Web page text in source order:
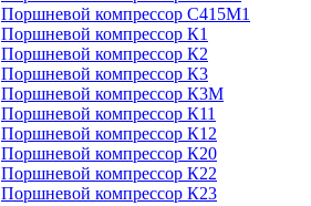
Поршневой компрессор С415М1
Поршневой компрессор К1
Поршневой компрессор К2
Поршневой компрессор К3
Поршневой компрессор К3М
Поршневой компрессор К11
Поршневой компрессор К12
Поршневой компрессор К20
Поршневой компрессор К22
Поршневой компрессор К23